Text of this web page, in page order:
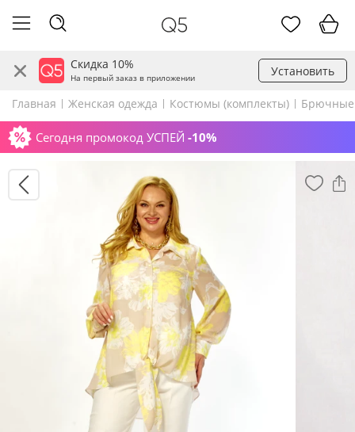
Скидка 10%
На первый заказ в приложении Установить
Главная Женская одежда Костюмы (комплекты)
Сегодня промокод УСПЕЙ -10%